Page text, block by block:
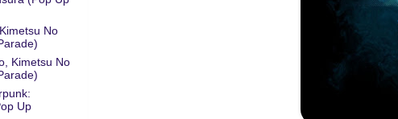
No
Kimetsu No
Up